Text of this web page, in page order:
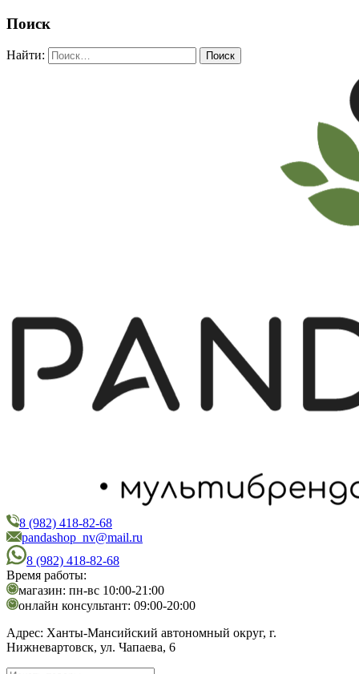
Поиск
Найти:
PandaShop
Интернет-магазин косметики
8 (982) 418-82-68
pandashop_nv@mail.ru
8 (982) 418-82-68
Время работы:
магазин: пн-вс 10:00-21:00
онлайн консультант: 09:00-20:00
Адрес: Ханты-Мансийский автономный округ, г.
Нижневартовск, ул. Чапаева, 6